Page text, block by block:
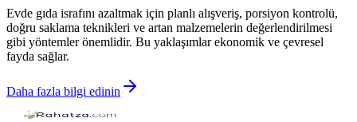
Evde gıda israfını azaltmak için planlı alışveriş, porsiyon kontrolü,
doğru saklama teknikleri ve artan malzemelerin değerlendirilmesi
gibi yöntemler önemlidir. Bu yaklaşımlar ekonomik ve çevresel
fayda sağlar.
Daha fazla bilgi edinin